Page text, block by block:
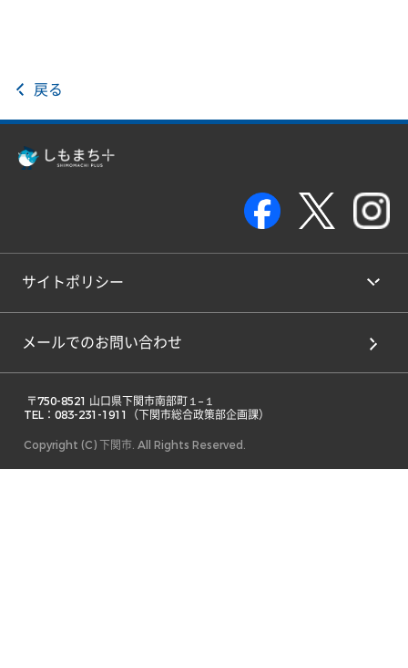
戻る
サイトポリシー
メールでのお問い合わせ
TEL：083-231-1911（下関市総合政策部企画課）
Copyright (C) 下関市. All Rights Reserved.